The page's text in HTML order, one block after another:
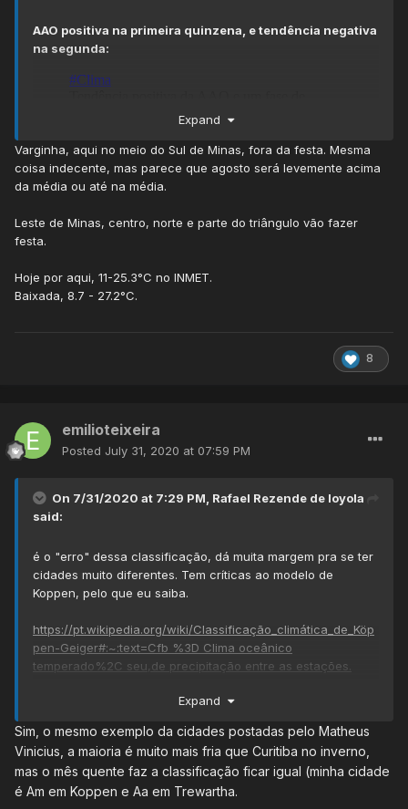
AAO positiva na primeira quinzena, e tendência negativa
na segunda:
E isso levaria a anomalias positivas de T do mês
fortemente influenciadas pelo estrago do bloqueio na
Expand
Varginha, aqui no meio do Sul de Minas, fora da festa. Mesma
coisa indecente, mas parece que agosto será levemente acima
da média ou até na média.
Leste de Minas, centro, norte e parte do triângulo vão fazer
festa.
Hoje por aqui, 11-25.3°C no INMET.
Baixada, 8.7 - 27.2°C.
8
emilioteixeira
Posted July 31, 2020 at 07:59 PM
On 7/31/2020 at 7:29 PM, Rafael Rezende de loyola
said:
é o "erro" dessa classificação, dá muita margem pra se ter
cidades muito diferentes. Tem críticas ao modelo de
Koppen, pelo que eu saiba.
https://pt.wikipedia.org/wiki/Classificação_climática_de_Köp
pen-Geiger#:~:text=Cfb %3D Clima oceânico
temperado%2C seu,de precipitação entre as estações.
"" Na determinação dos tipos climáticos de Köppen-
Geiger são considerados a sazonalidade e os valores
médios anuais e mensais da temperatura do ar e
da precipitação. [3]
Cada grande tipo climático é
Expand
Sim, o mesmo exemplo da cidades postadas pelo Matheus
Vinicius, a maioria é muito mais fria que Curitiba no inverno,
mas o mês quente faz a classificação ficar igual (minha cidade
é Am em Koppen e Aa em Trewartha.